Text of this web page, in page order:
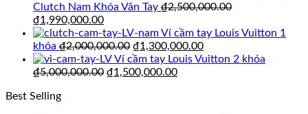
là:
Clutch Nam Khóa Vân Tay ₫2,500,000.00
Giá
gốc
là:
₫2,500,000.00.
₫1,990,000.00Giá
hiện
tại
là:
₫1,990,000.00.
Ví cầm tay Louis Vuitton 1
khóa ₫2,000,000.00 Giá
gốc
là:
₫1,300,000.00Giá
hiện
Ví cầm tay Louis Vuitton 2 khóa
₫5,000,000.00 Giá
₫1,500,000.00Giá
Best Selling